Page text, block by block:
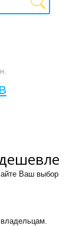
Ваш выбор